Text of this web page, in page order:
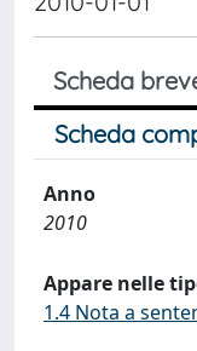
Scheda
Scheda
Anno
2010
Appare nelle
1.4 Nota a